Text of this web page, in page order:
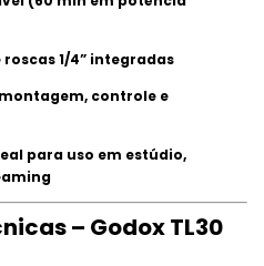
1/4” integradas
controle e
para uso em estúdio,
– Godox TL30